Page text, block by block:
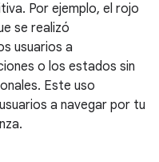
Por ejemplo, el rojo
se realizó
usuarios a
o los estados sin
Este uso
a navegar por tu